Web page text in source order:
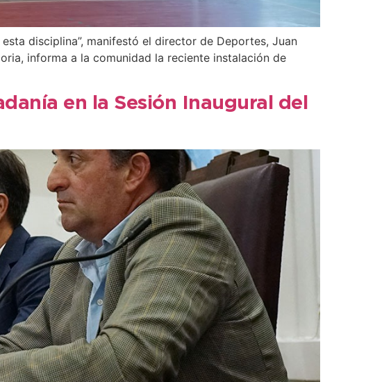
disciplina”, manifestó el director de Deportes, Juan
informa a la comunidad la reciente instalación de
en la Sesión Inaugural del